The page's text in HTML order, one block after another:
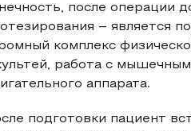
после операции
– является
комплекс
работа с
аппарата.
подготовки пациент